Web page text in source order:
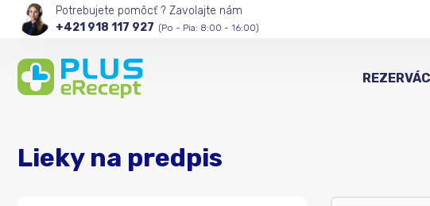
Potrebujete pomôcť ? Zavolajte nám
+421 918 117 927 (Po - Pia: 8:00 - 16:00)
Lieky na predpis